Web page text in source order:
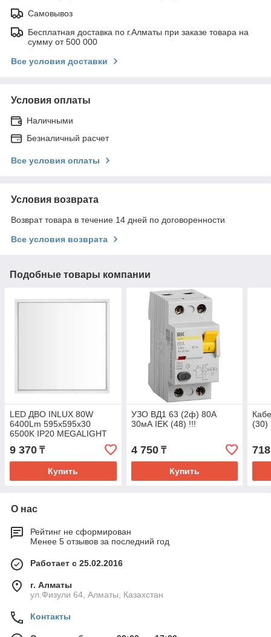
Самовывоз
Бесплатная доставка по г.Алматы при заказе товара на
сумму от 500 000
Все условия доставки
Условия оплаты
Наличными
Безналичный расчет
Все условия оплаты
Условия возврата
Возврат товара в течение 14 дней по договоренности
Все условия возврата
Подобные товары компании
LED ДВО INLUX 80W
6400Lm 595х595х30
6500K IP20 MEGALIGHT
9 370 ₸
Купить
УЗО ВД1 63 (2ф) 80А
30мА IEK (48) !!!
4 750₸
Купить
(30)
718
О нас
Рейтинг не сформирован
Менее 5 отзывов за последний год
Работает с 25.02.2016
г. Алматы
ул.Физули 64, Алматы, Казахстан
Контакты